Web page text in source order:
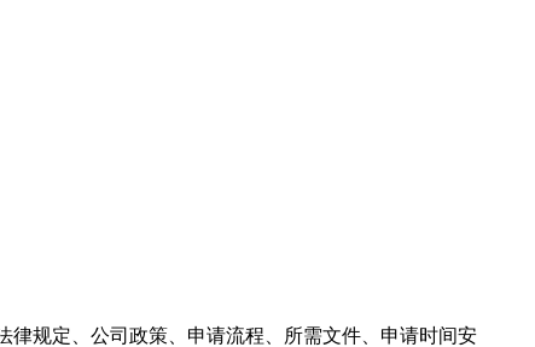
规定、公司政策、申请流程、所需文件、申请时间安